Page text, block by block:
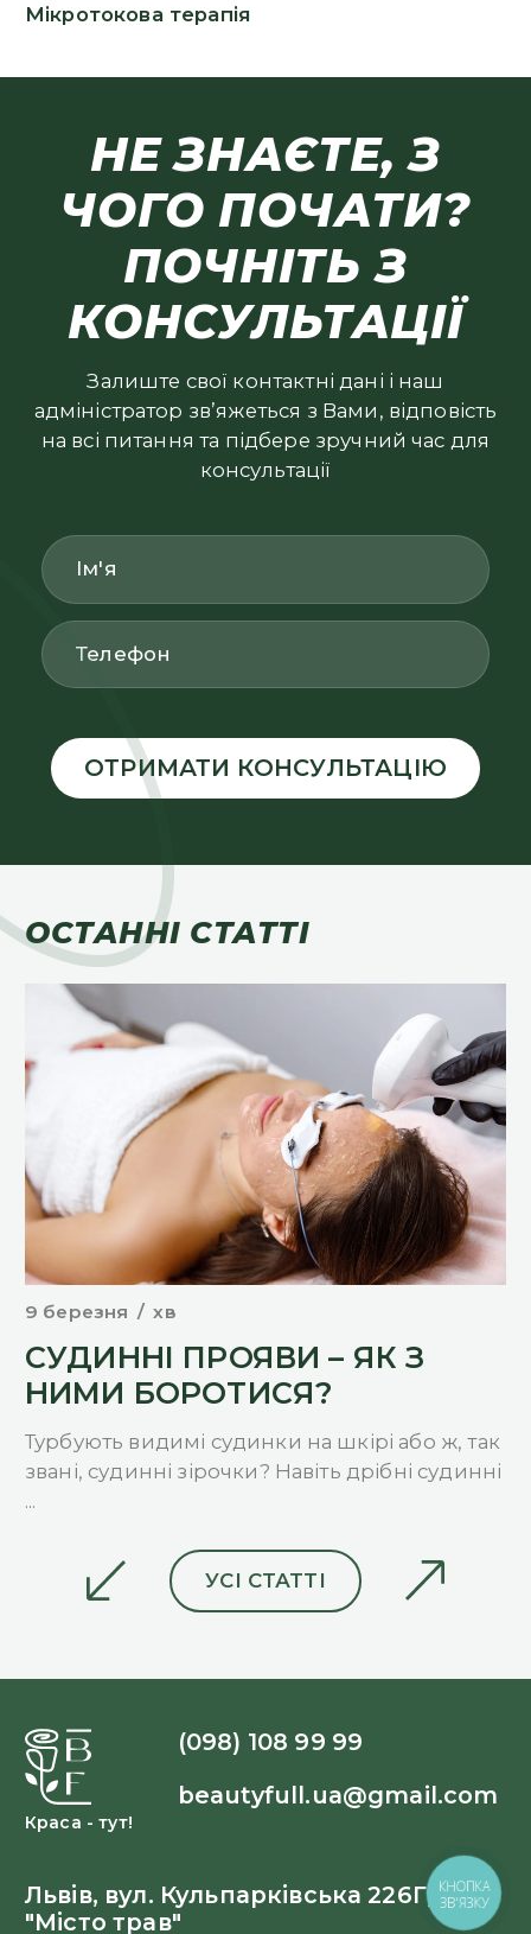
Мікротокова терапія
НЕ ЗНАЄТЕ, З
ЧОГО ПОЧАТИ?
ПОЧНІТЬ З
КОНСУЛЬТАЦІЇ
Залиште свої контактні дані і наш
адміністратор зв’яжеться з Вами, відповість
на всі питання та підбере зручний час для
консультації
ОСТАННІ СТАТТІ
9 березня хв
СУДИННІ ПРОЯВИ – ЯК З
НИМИ БОРОТИСЯ?
Турбують видимі судинки на шкірі або ж, так
звані, судинні зірочки? Навіть дрібні судинні
...
УСІ СТАТТІ
Краса - тут!
Львів, вул. Кульпарківська 226Г, ЖК
"Місто трав"
(098) 108 99 99
beautyfull.ua@gmail.com
КНОПКА
ЗВ'ЯЗКУ